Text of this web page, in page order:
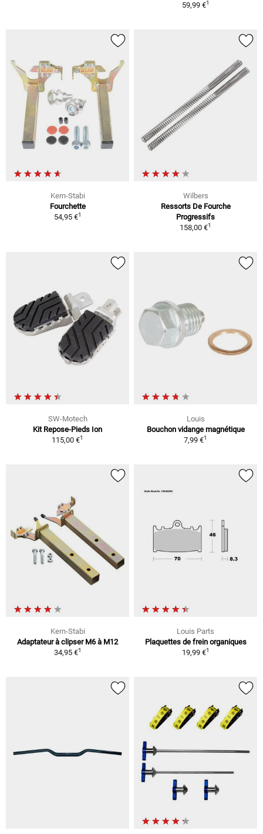
59,99 €1
Kern-Stabi
Fourchette
54,95 €1
Wilbers
Ressorts De Fourche
Progressifs
158,00 €1
SW-Motech
Kit Repose-Pieds Ion
115,00 €1
Louis
Bouchon vidange magnétique
7,99 €1
Kern-Stabi
Adaptateur à clipser M6 à M12
34,95 €1
Louis Parts
Plaquettes de frein organiques
19,99 €1